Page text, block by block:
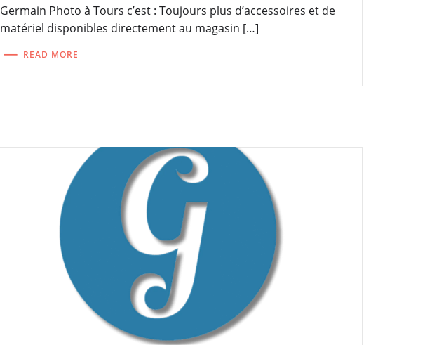
Germain Photo à Tours c’est : Toujours plus d’accessoires et de
matériel disponibles directement au magasin […]
READ MORE